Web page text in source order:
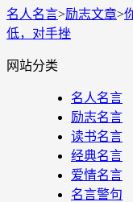
名人名言>励志文章>
低，对手挫
网站分类
名人名言
励志名言
读书名言
经典名言
爱情名言
名言警句